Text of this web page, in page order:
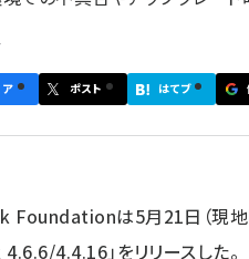
ア ポスト はてブ
Foundationは5月21日（現
4.4.16」をリリースした。